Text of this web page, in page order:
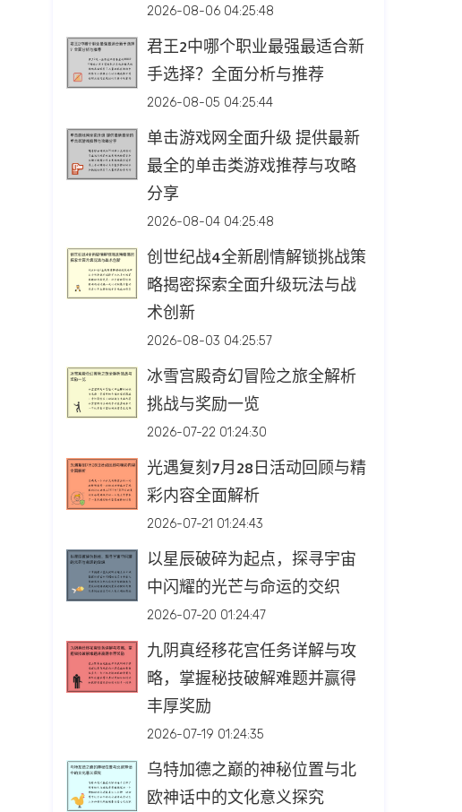
2026-08-06 04:25:48
君王2中哪个职业最强最适合新
手选择？全面分析与推荐
2026-08-05 04:25:44
单击游戏网全面升级 提供最新
最全的单击类游戏推荐与攻略
分享
2026-08-04 04:25:48
创世纪战4全新剧情解锁挑战策
略揭密探索全面升级玩法与战
术创新
2026-08-03 04:25:57
冰雪宫殿奇幻冒险之旅全解析
挑战与奖励一览
2026-07-22 01:24:30
光遇复刻7月28日活动回顾与精
彩内容全面解析
2026-07-21 01:24:43
以星辰破碎为起点，探寻宇宙
中闪耀的光芒与命运的交织
2026-07-20 01:24:47
九阴真经移花宫任务详解与攻
略，掌握秘技破解难题并赢得
丰厚奖励
2026-07-19 01:24:35
乌特加德之巅的神秘位置与北
欧神话中的文化意义探究